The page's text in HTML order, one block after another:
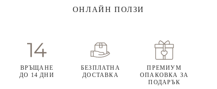
ОНЛАЙН ПОЛЗИ
ВРЪЩАНЕ
ДО 14 ДНИ
БЕЗПЛАТНА
ДОСТАВКА
ПРЕМИУМ
ОПАКОВКА ЗА
ПОДАРЪК